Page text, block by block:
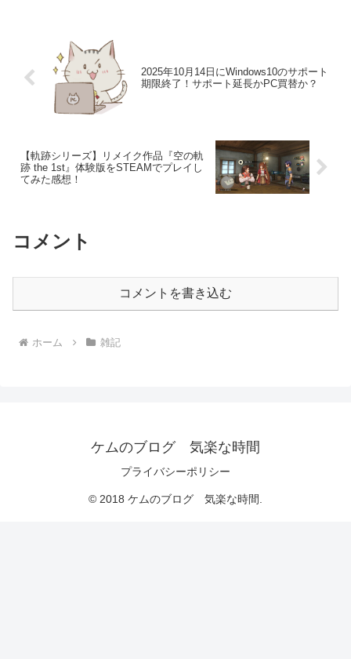
2025年10月14日にWindows10のサポート
期限終了！サポート延長かPC買替か？
【軌跡シリーズ】リメイク作品『空の軌
跡 the 1st』体験版をSTEAMでプレイし
てみた感想！
コメント
コメントを書き込む
ホーム 雑記
ケムのブログ 気楽な時間
プライバシーポリシー
© 2018 ケムのブログ 気楽な時間.